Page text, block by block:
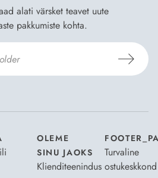
alati värsket teavet uute
pakkumiste kohta.
OLEME
SINU JAOKS
Klienditeenindus
Turvaline
ostukeskkond